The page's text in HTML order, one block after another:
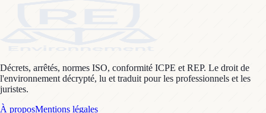
Décrets, arrêtés, normes ISO, conformité ICPE et REP. Le droit de
l'environnement décrypté, lu et traduit pour les professionnels et les
juristes.
À proposMentions légales